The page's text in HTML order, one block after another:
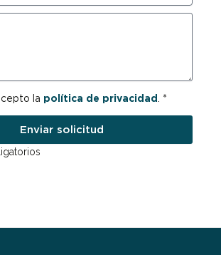
la política de privacidad . *
Enviar solicitud